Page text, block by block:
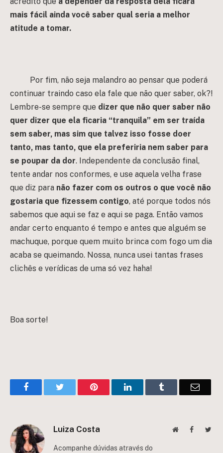
mais fácil ainda você saber qual seria a melhor
atitude a tomar.
Por fim, não seja malandro ao pensar que poderá
continuar traindo caso ela fale que não quer saber, ok?!
Lembre-se sempre que dizer que não quer saber não
quer dizer que ela ficaria “tranquila” em ser traída
sem saber, mas sim que talvez isso fosse doer
tanto, mas tanto, que ela preferiria nem saber para
se poupar da dor. Independente da conclusão final,
tente andar nos conformes, e use aquela velha frase
que diz para não fazer com os outros o que você não
gostaria que fizessem contigo, até porque todos nós
sabemos que aqui se faz e aqui se paga. Então vamos
andar certo enquanto é tempo e antes que alguém se
machuque, porque quem muito brinca com fogo um dia
acaba se queimando. Nossa, nunca usei tantas frases
clichês e verídicas de uma só vez haha!
Boa sorte!
FacebookTwitter Pinterest LinkedInTumblr Email
Luiza Costa WebsiteFacebook
Acompanhe dúvidas através do